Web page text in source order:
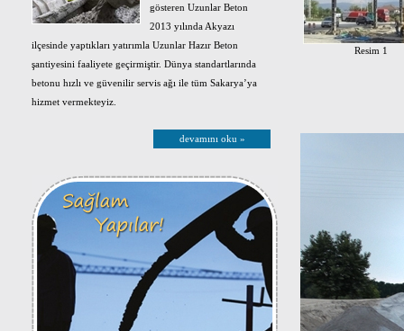
gösteren Uzunlar Beton
2013 yılında Akyazı
ilçesinde yaptıkları yatırımla Uzunlar Hazır Beton
şantiyesini faaliyete geçirmiştir. Dünya standartlarında
betonu hızlı ve güvenilir servis ağı ile tüm Sakarya’ya
hizmet vermekteyiz.
devamını oku »
Resim 1